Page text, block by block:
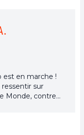
est en marche !
sur
Monde, contre